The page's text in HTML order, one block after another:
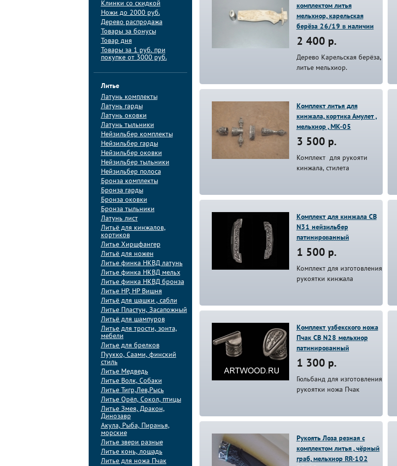
Клинки со скидкой
Ножи до 2000 руб.
Дерево распродажа
Товары за бонусы
Товар дня
Товары за 1 руб. при
покупке от 3000 руб.
Литье
Латунь комплекты
Латунь гарды
Латунь оковки
Латунь тыльники
Нейзильбер комплекты
Нейзильбер гарды
Нейзильбер оковки
Нейзильбер тыльники
Нейзильбер полоса
Бронза комплекты
Бронза гарды
Бронза оковки
Бронза тыльники
Латунь лист
Литьё для кинжалов,
кортиков
Литье Хиршфангер
Литьё для ножен
Литье финка НКВД латунь
Литье финка НКВД мельх
Литье финка НКВД бронза
Литье НР, НР Вишня
Литьё для шашки , сабли
Литье Пластун, Засапожный
Литьё для шампуров
Литье для трости, зонта,
мебели
Литье для брелков
Пуукко, Саами, финский
стиль
Литье Медведь
Литье Волк, Собаки
Литье Тигр,Лев,Рысь
Литье Орёл, Сокол, птицы
Литье Змея, Дракон,
Динозавр
Акула, Рыба, Пиранья,
морские
Литье звери разные
Литье конь, лошадь
Литье для ножа Пчак
комплектом литья
мельхиор, карельская
берёза 26/19 в наличии
2 400 р.
Дерево Карельская берёза,
литье мельхиор.
Комплект литья для
кинжала, кортика Амулет ,
мельхиор , MK-05
3 500 р.
Комплект для рукояти
кинжала, стилета
Комплект для кинжала СВ
N31 нейзильбер
патинированный
1 500 р.
Комплект для изготовления
рукоятки кинжала
Комплект узбекского ножа
Пчак СВ N28 мельхиор
патинированный
1 300 р.
Гюльбанд для изготовления
рукоятки ножа Пчак
Рукоять Лоза резная с
комплектом литья , чёрный
граб, мельхиор RR-102